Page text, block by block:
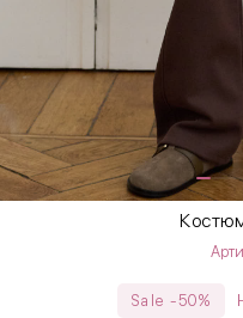
Sale -50%